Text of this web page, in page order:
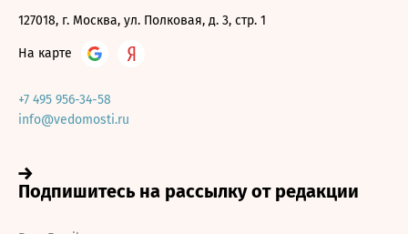
127018, г. Москва, ул. Полковая, д. 3, стр. 1
На карте
+7 495 956-34-58
info@vedomosti.ru